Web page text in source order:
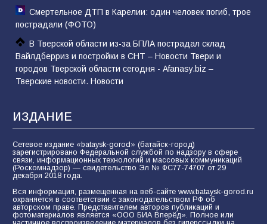
Смертельное ДТП в Карелии: один человек погиб, трое
пострадали (ФОТО)
В Тверской области из-за БПЛА пострадал склад
Вайлдберриз и постройки в СНТ – Новости Твери и
городов Тверской области сегодня - Afanasy.biz –
Тверские новости. Новости
ИЗДАНИЕ
Сетевое издание «bataysk-gorod» (батайск-город)
зарегистрировано Федеральной службой по надзору в сфере
связи, информационных технологий и массовых коммуникаций
(Роскомнадзор) — свидетельство Эл № ФС77-74707 от 29
декабря 2018 года.
Вся информация, размещенная на веб-сайте www.bataysk-gorod.ru
охраняется в соответствии с законодательством РФ об
авторском праве. Представителем авторов публикаций и
фотоматериалов является «ООО БИА Вперёд». Полное или